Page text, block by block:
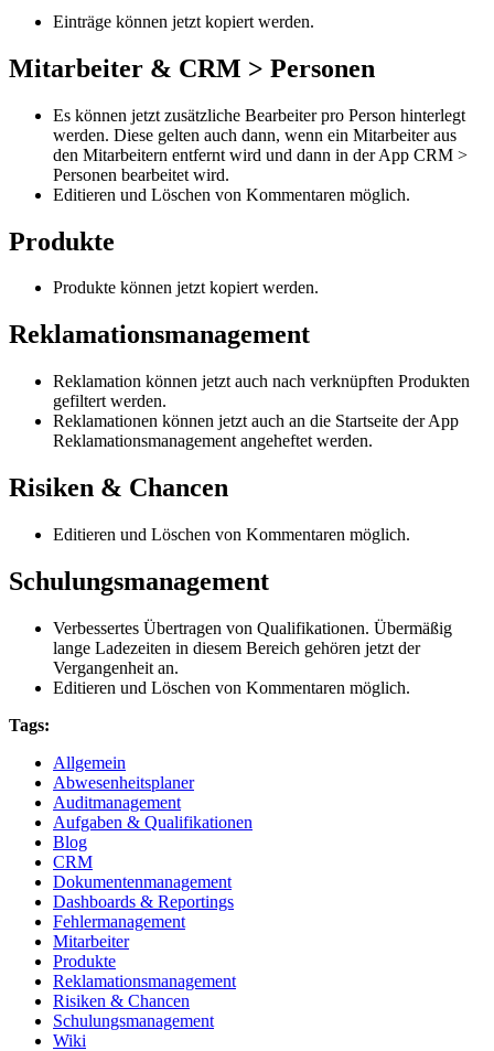
Einträge können jetzt kopiert werden.
Mitarbeiter & CRM > Personen
Es können jetzt zusätzliche Bearbeiter pro Person hinterlegt
werden. Diese gelten auch dann, wenn ein Mitarbeiter aus
den Mitarbeitern entfernt wird und dann in der App CRM >
Personen bearbeitet wird.
Editieren und Löschen von Kommentaren möglich.
Produkte
Produkte können jetzt kopiert werden.
Reklamationsmanagement
Reklamation können jetzt auch nach verknüpften Produkten
gefiltert werden.
Reklamationen können jetzt auch an die Startseite der App
Reklamationsmanagement angeheftet werden.
Risiken & Chancen
Editieren und Löschen von Kommentaren möglich.
Schulungsmanagement
Verbessertes Übertragen von Qualifikationen. Übermäßig
lange Ladezeiten in diesem Bereich gehören jetzt der
Vergangenheit an.
Editieren und Löschen von Kommentaren möglich.
Tags:
Allgemein
Abwesenheitsplaner
Auditmanagement
Aufgaben & Qualifikationen
Blog
CRM
Dokumentenmanagement
Dashboards & Reportings
Fehlermanagement
Mitarbeiter
Produkte
Reklamationsmanagement
Risiken & Chancen
Schulungsmanagement
Wiki